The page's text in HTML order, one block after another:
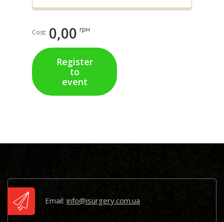
Cost: 0,00 грн
Register
to
event
Email: info@isurgery.com.ua